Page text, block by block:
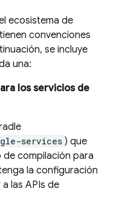
ecosistema de
convenciones
se incluye
una:
los servicios de
services ) que
de compilación para
la configuración
las APIs de